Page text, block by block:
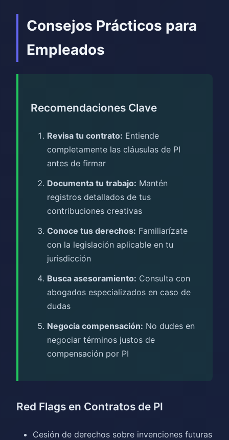
Consejos Prácticos para
Empleados
Recomendaciones Clave
Revisa tu contrato: Entiende
completamente las cláusulas de PI
antes de firmar
Documenta tu trabajo: Mantén
registros detallados de tus
contribuciones creativas
Conoce tus derechos: Familiarízate
con la legislación aplicable en tu
jurisdicción
Busca asesoramiento: Consulta con
abogados especializados en caso de
dudas
Negocia compensación: No dudes en
negociar términos justos de
compensación por PI
Red Flags en Contratos de PI
Cesión de derechos sobre invenciones futuras